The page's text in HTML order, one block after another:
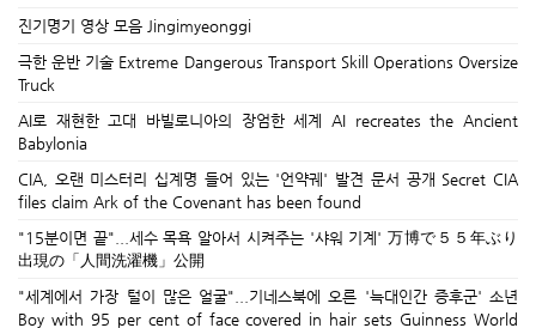
진기명기 영상 모음 Jingimyeonggi
극한 운반 기술 Extreme Dangerous Transport Skill Operations Oversize
Truck
AI로 재현한 고대 바빌로니아의 장엄한 세계 AI recreates the Ancient
Babylonia
CIA, 오랜 미스터리 십계명 들어 있는 '언약궤' 발견 문서 공개 Secret CIA
files claim Ark of the Covenant has been found
"15분이면 끝"...세수 목욕 알아서 시켜주는 '샤워 기계' 万博で５５年ぶり
出現の「人間洗濯機」公開
"세계에서 가장 털이 많은 얼굴"...기네스북에 오른 '늑대인간 증후군' 소년
Boy with 95 per cent of face covered in hair sets Guinness World